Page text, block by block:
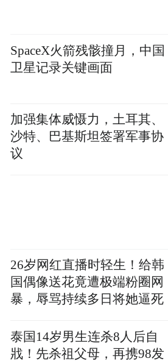
SpaceX火箭残骸撞月，中国
卫星记录关键画面
加强集体威慑力，土耳其、
沙特、巴基斯坦签署军事协
议
26岁网红直播时轻生！给韩
国偶像送花竟遭极端粉圈网
暴，辱骂持续多日将她逼死
泰国14岁男生连杀8人后自
戕！先杀祖父母，再携98发